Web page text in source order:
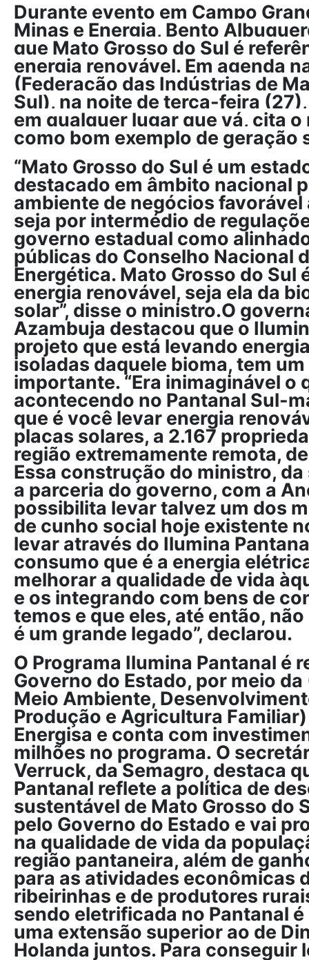
Durante evento em Campo
Minas e Energia, Bento
que Mato Grosso do Sul é
energia renovável. Em agenda
(Federação das Indústrias de
Sul), na noite de terça-feira
em qualquer lugar que vá, cita o
como bom exemplo de geração
“Mato Grosso do Sul é um
destacado em âmbito nacional
ambiente de negócios
seja por intermédio de
governo estadual como
públicas do Conselho Nacional
Energética. Mato Grosso do Sul
energia renovável, seja ela da
solar”, disse o ministro.O
Azambuja destacou que o
projeto que está levando
isoladas daquele bioma, tem
importante. “Era inimaginável o
acontecendo no Pantanal Sul-
que é você levar energia
placas solares, a 2.167
região extremamente remota,
Essa construção do ministro,
a parceria do governo, com a
possibilita levar talvez um dos
de cunho social hoje existente
levar através do Ilumina
consumo que é a energia
melhorar a qualidade de vida
e os integrando com bens de
temos e que eles, até então,
é um grande legado”, declarou.
O Programa Ilumina Pantanal é
Governo do Estado, por meio
Meio Ambiente,
Produção e Agricultura
Energisa e conta com
milhões no programa. O
Verruck, da Semagro, destaca
Pantanal reflete a política de
sustentável de Mato Grosso do
pelo Governo do Estado e vai
na qualidade de vida da
região pantaneira, além de
para as atividades econômicas
ribeirinhas e de produtores
sendo eletrificada no Pantanal
uma extensão superior ao de
Holanda juntos. Para conseguir